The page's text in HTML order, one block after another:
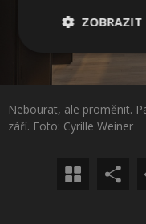
Nebourat, ale proměnit.
září. Foto: Cyrille Weiner
ZOBRAZIT
Nezbytně
soubory